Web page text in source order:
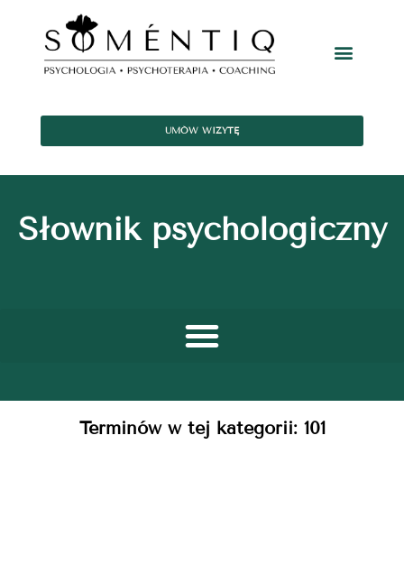
UMÓW WIZYTĘ
Słownik psychologiczny
Terminów w tej kategorii: 101